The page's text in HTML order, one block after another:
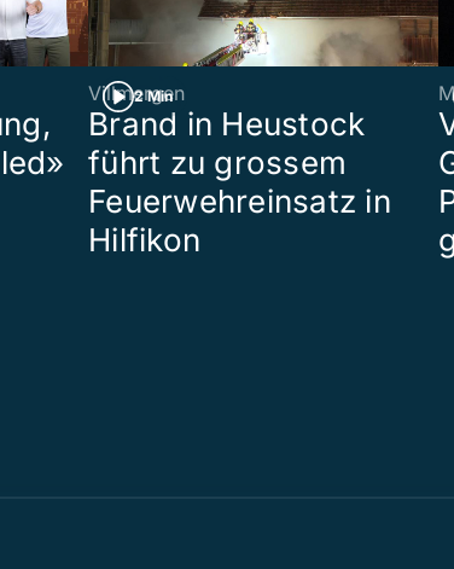
2 Min
Villmergen
Brand in Heustock
führt zu grossem
Feuerwehreinsatz in
Hilfikon